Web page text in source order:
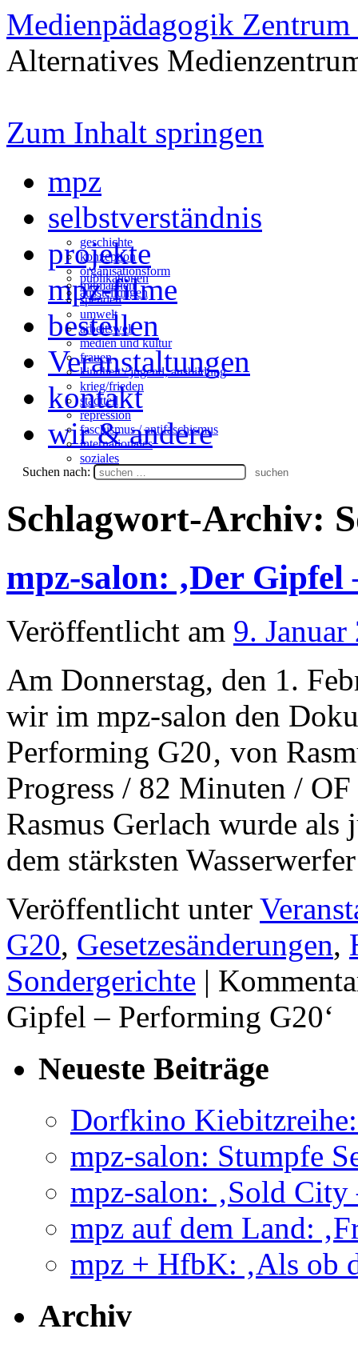
Medienpädagogik Zentrum
Alternatives
Zum Inhalt springen
mpz
selbstverständnis
geschichte
konzeption
organisationsform
mitmachen
spenden
projekte
publikationen
ausstellungen
mpz-filme
umwelt
arbeitswelt
medien und kultur
frauen
kindheit / jugend, ausbildung
krieg/frieden
stadtteil
repression
faschismus / antifaschismus
internationales
soziales
bestellen
Veranstaltungen
kontakt
wir & andere
Suchen nach:
Schlagwort-Archiv:
mpz-salon: ‚Der Gipfel
Veröffentlicht am 9. Januar
Am Donnerstag, den 1.
wir im mpz-salon den
Performing G20‚ von
Progress / 82 Minuten /
Rasmus Gerlach wurde
dem stärksten
Veröffentlicht unter
G20, Gesetzesänderungen,
Sondergerichte |
Gipfel – Performing G20‘
Neueste Beiträge
Dorfkino Kiebitzreihe:
mpz-salon: Stumpfe
mpz-salon: ‚Sold
mpz auf dem Land:
mpz + HfbK: ‚Als ob
Archiv